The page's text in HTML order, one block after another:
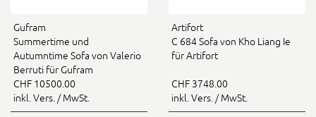
Gufram
Summertime und
Autumntime Sofa von Valerio
Berruti für Gufram
CHF 10500.00
inkl. Vers. / MwSt.
Artifort
C 684 Sofa von Kho Liang Ie
für Artifort
CHF 3748.00
inkl. Vers. / MwSt.